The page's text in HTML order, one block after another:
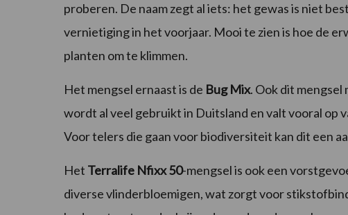
proberen. De naam zegt al iets: het gewas is niet
vernietiging in het voorjaar. Mooi te zien is hoe de
planten om te klimmen.
Het mengsel ernaast is de Bug Mix. Ook dit
wordt al veel gebruikt in Duitsland en valt vooral op
Voor telers die gaan voor biodiversiteit kan dit een
Het Terralife Nfixx 50-mengsel is ook een
diverse vlinderbloemigen, wat zorgt voor